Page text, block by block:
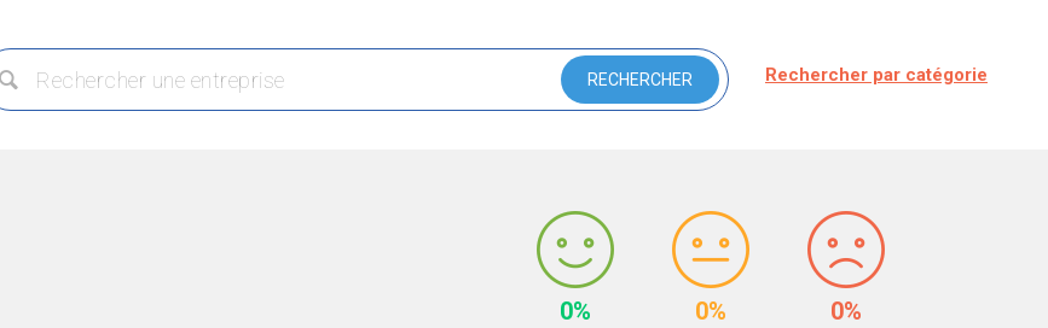
Rechercher par catégorie
0% 0% 0%